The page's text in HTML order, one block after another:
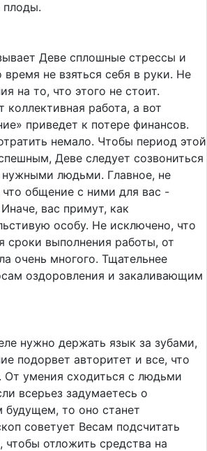
плоды.
Деве сплошные стрессы и
время не взяться себя в руки. Не
на то, что этого не стоит.
коллективная работа, а вот
приведет к потере финансов.
немало. Чтобы период этой
Деве следует созвониться
нужными людьми. Главное, не
что общение с ними для вас -
вас примут, как
особу. Не исключено, что
сроки выполнения работы, от
очень многого. Тщательнее
оздоровления и закаливающим
нужно держать язык за зубами,
подорвет авторитет и все, что
От умения сходиться с людьми
всерьез задумаетесь о
будущем, то оно станет
советует Весам подсчитать
отложить средства на